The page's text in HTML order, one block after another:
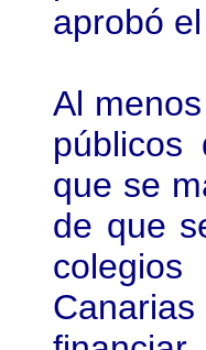
aprobó
Al
públicos
que se
de que